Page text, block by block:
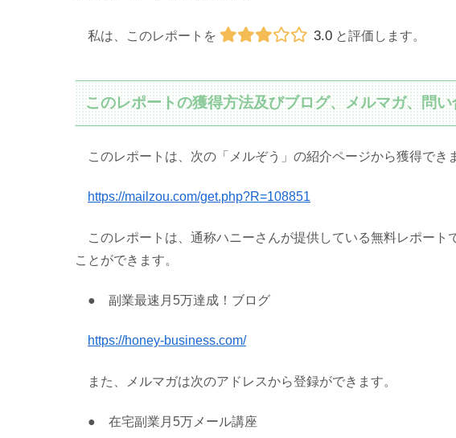
私は、このレポートを 3.0と評価します。
このレポートの獲得方法及びブログ、メルマガ、問
このレポートは、次の「メルぞう」の紹介ページから獲得でき
https://mailzou.com/get.php?R=108851
このレポートは、通称ハニーさんが提供している無料レポート
ことができます。
● 副業最速月5万達成！ブログ
https://honey-business.com/
また、メルマガは次のアドレスから登録ができます。
● 在宅副業月5万メール講座